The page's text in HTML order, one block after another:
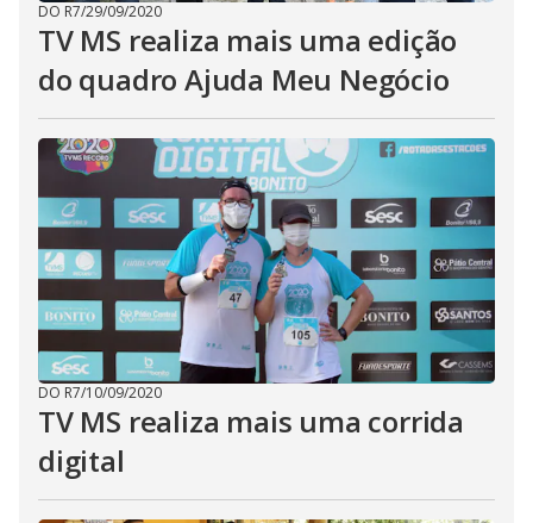
DO R7/29/09/2020
TV MS realiza mais uma edição
do quadro Ajuda Meu Negócio
DO R7/10/09/2020
TV MS realiza mais uma corrida
digital